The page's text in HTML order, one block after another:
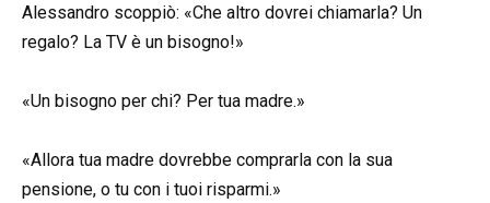
Alessandro scoppiò: «Che altro dovrei chiamarla? Un
regalo? La TV è un bisogno!»
«Un bisogno per chi? Per tua madre.»
«Allora tua madre dovrebbe comprarla con la sua
pensione, o tu con i tuoi risparmi.»